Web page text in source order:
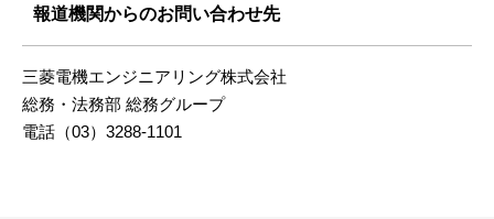
報道機関からのお問い合わせ先
三菱電機エンジニアリング株式会社
総務・法務部 総務グループ
電話（03）3288-1101